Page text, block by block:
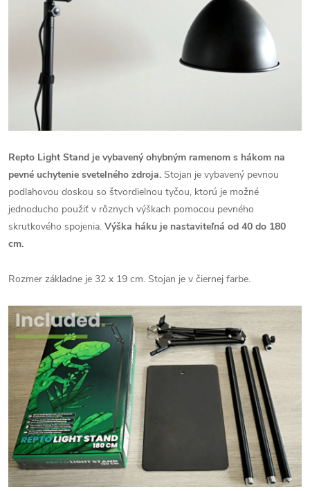
Repto Light Stand je vybavený ohybným ramenom s hákom na
pevné uchytenie svetelného zdroja. Stojan je vybavený pevnou
podlahovou doskou so štvordielnou tyčou, ktorú je možné
jednoducho použiť v rôznych výškach pomocou pevného
skrutkového spojenia. Výška háku je nastaviteľná od 40 do 180
cm.
Rozmer základne je 32 x 19 cm. Stojan je v čiernej farbe.